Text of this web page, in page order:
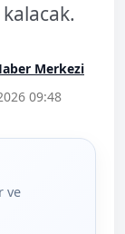
kalacak.
Merkezi
09:48
ve